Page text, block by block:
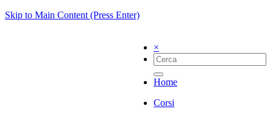
Skip to Main Content (Press Enter)
×
Home
Corsi